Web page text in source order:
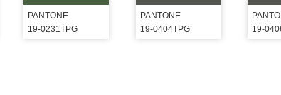
PANTONE
19-0231TPG
PANTONE
19-0404TPG
19-